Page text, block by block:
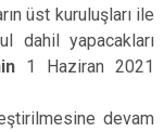
üst kuruluşları ile
dahil yapacakları
1 Haziran 2021
devam